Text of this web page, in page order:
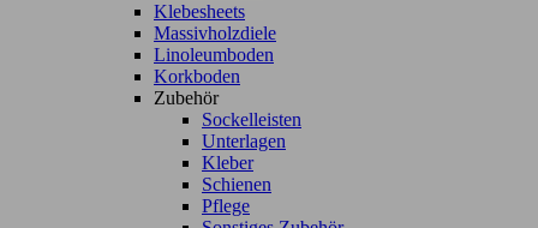
Klebesheets
Massivholzdiele
Linoleumboden
Korkboden
Zubehör
Sockelleisten
Unterlagen
Kleber
Schienen
Pflege